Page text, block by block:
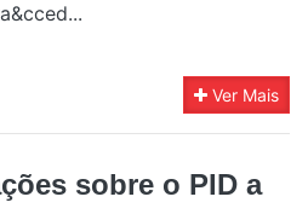
Ver Mais
sobre o PID a